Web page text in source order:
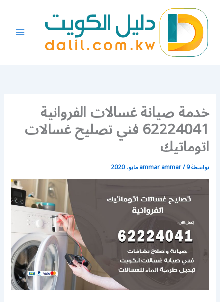
المحتوى
خدمة صيانة غسالات الفروانية
62224041 فني تصليح غسالات
اتوماتيك
بواسطة ammar ammar/9 مايو، 2020